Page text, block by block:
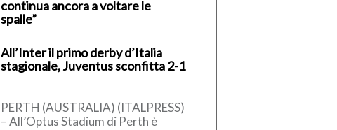
continua ancora a voltare le
spalle”
All’Inter il primo derby d’Italia
stagionale, Juventus sconfitta 2-1
PERTH (AUSTRALIA) (ITALPRESS)
– All’Optus Stadium di Perth è